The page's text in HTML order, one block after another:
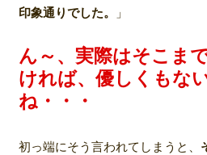
印象通りでした。
」
ん～、実際はそこま
ければ、優しくもな
ね・・・
初っ端にそう言われてしまうと、